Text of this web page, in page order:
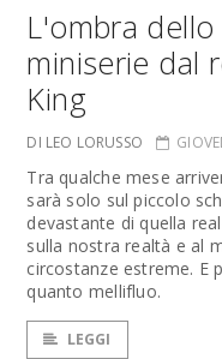
L'ombra
miniserie dal
King
DI LEO LORUSSO
Tra qualche mese
sarà solo sul piccolo
devastante di quella
sulla nostra realtà e al
circostanze estreme. E
quanto mellifluo.
LEGGI